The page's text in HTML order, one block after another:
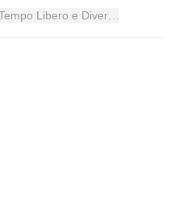
Sport, Tempo Libero e Divertimento nel Lazio